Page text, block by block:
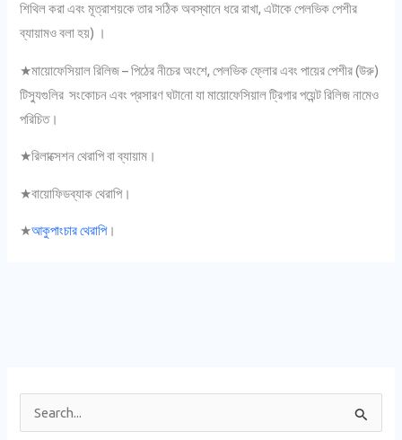
শিথিল করা এবং মূত্রাশয়কে তার সঠিক অবস্থানে ধরে রাখা, এটাকে পেলভিক পেশীর
ব্যায়ামও বলা হয়) ।
★মায়োফেসিয়াল রিলিজ – পিঠের নীচের অংশে, পেলভিক ফ্লোর এবং পায়ের পেশীর (উরু)
টিস্যুগুলির সংকোচন এবং প্রসারণ ঘটানো যা মায়োফেসিয়াল ট্রিগার পয়েন্ট রিলিজ নামেও
পরিচিত।
★রিলাক্সেশন থেরাপি বা ব্যায়াম।
★বায়োফিডব্যাক থেরাপি।
★আকুপাংচার থেরাপি।